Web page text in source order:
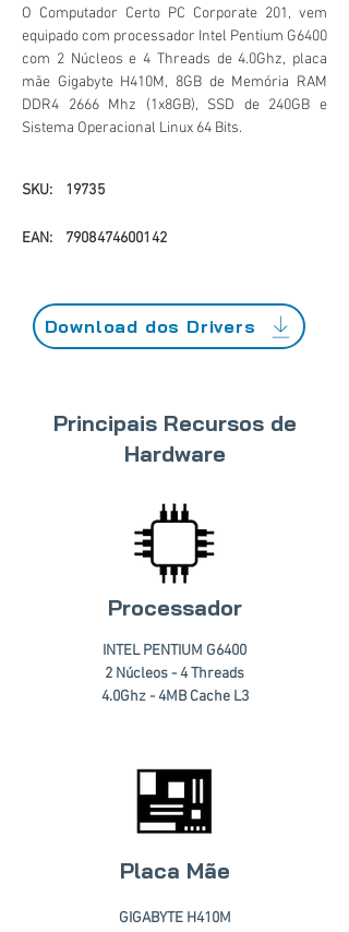
O Computador Certo PC Corporate 201, vem
equipado com processador Intel Pentium G6400
com 2 Núcleos e 4 Threads de 4.0Ghz, placa
mãe Gigabyte H410M, 8GB de Memória RAM
DDR4 2666 Mhz (1x8GB), SSD de 240GB e
Sistema Operacional Linux 64 Bits.
SKU: 19735
EAN: 7908474600142
Download dos Drivers
Principais Recursos de
Hardware
Processador
INTEL PENTIUM G6400
2 Núcleos - 4 Threads
4.0Ghz - 4MB Cache L3
Placa Mãe
GIGABYTE H410M